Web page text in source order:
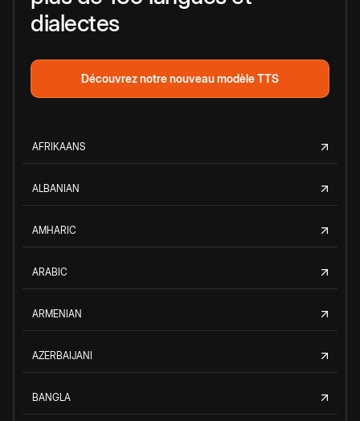
dialectes
Découvrez notre nouveau modèle TTS
AFRIKAANS
ALBANIAN
AMHARIC
ARABIC
ARMENIAN
AZERBAIJANI
BANGLA